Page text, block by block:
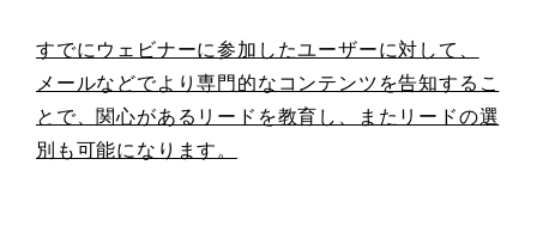
すでにウェビナーに参加したユーザーに対して、
メールなどでより専門的なコンテンツを告知するこ
とで、関心があるリードを教育し、またリードの選
別も可能になります。